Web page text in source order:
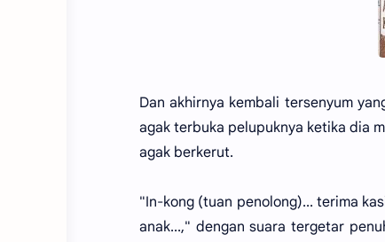
Dan akhirnya kembali tersenyum
agak terbuka pelupuknya ketika dia
agak berkerut.
"In-kong (tuan penolong)... terima
anak...," dengan suara tergetar